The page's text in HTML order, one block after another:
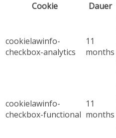
Cookie
Dauer
cookielawinfo-
checkbox-analytics
11
months
cookielawinfo-
checkbox-functional
11
months